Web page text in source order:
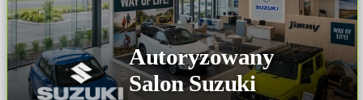
Autoryzowany
Salon Suzuki